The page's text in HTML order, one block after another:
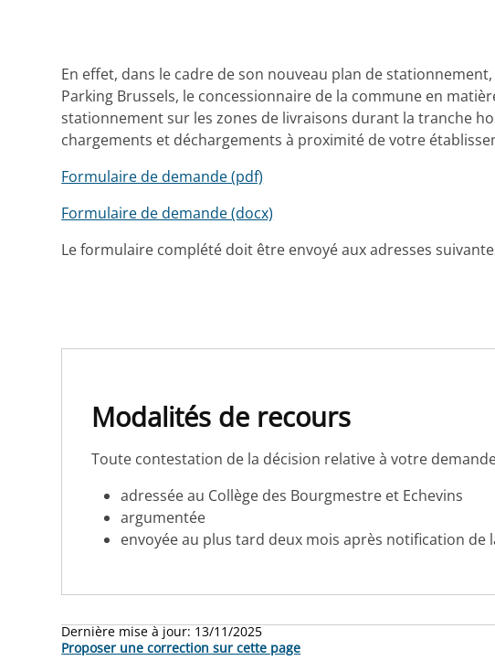
En effet, dans le cadre de son nouveau plan de
Parking Brussels, le concessionnaire de la commune en
stationnement sur les zones de livraisons durant la tranche
chargements et déchargements à proximité de votre
Formulaire de demande (pdf)
Formulaire de demande (docx)
Le formulaire complété doit être envoyé aux adresses
Modalités de recours
Toute contestation de la décision relative à votre
adressée au Collège des Bourgmestre et Echevins
argumentée
envoyée au plus tard deux mois après notification de
Dernière mise à jour: 13/11/2025
Proposer une correction sur cette page